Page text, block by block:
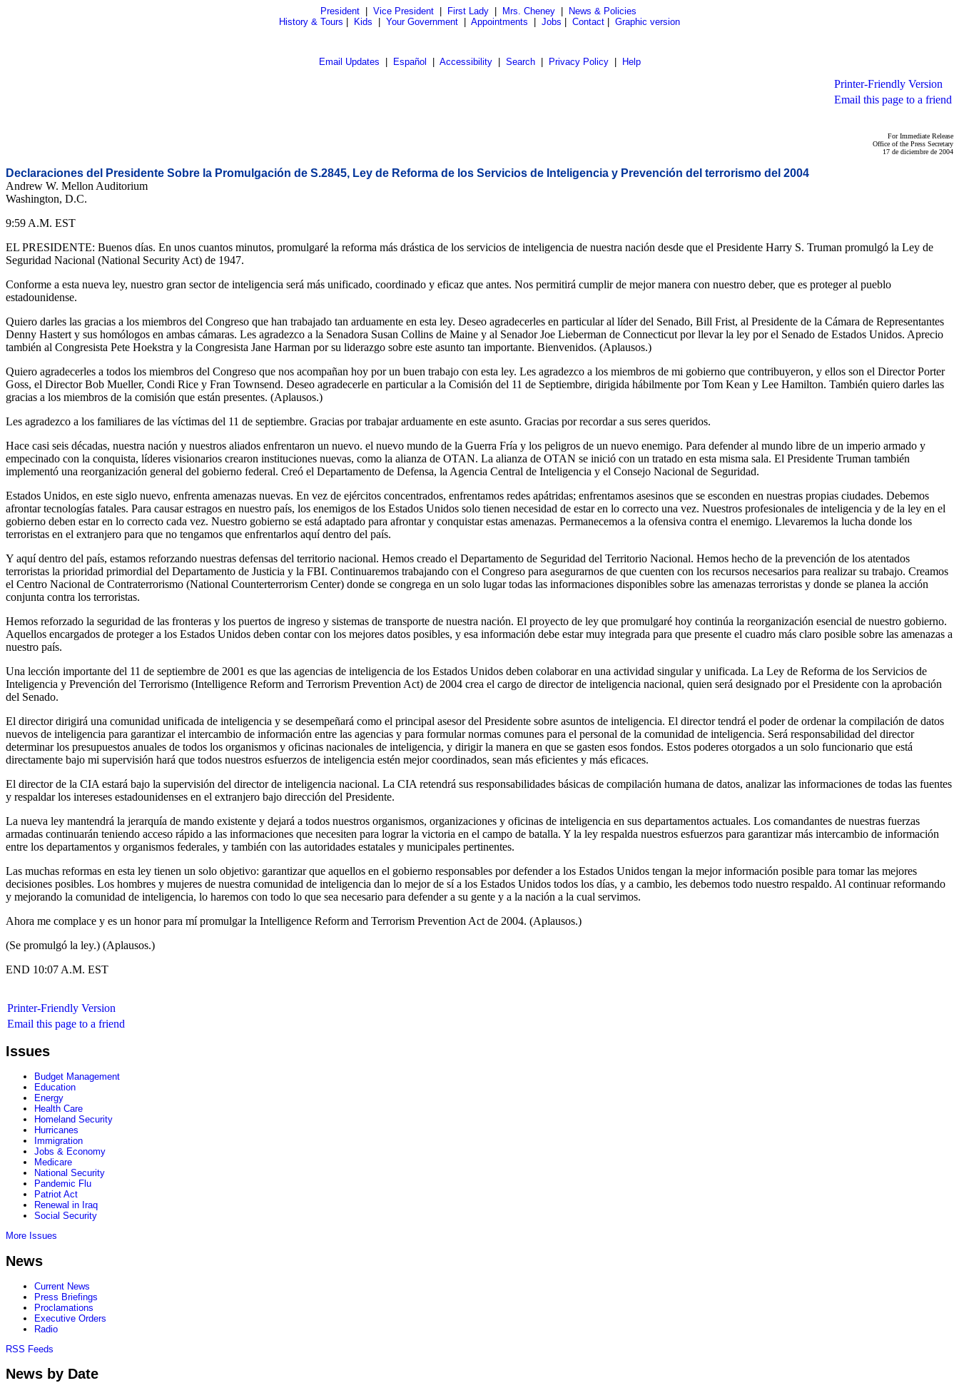
President| Vice President| First Lady| Mrs. Cheney|
News & Policies
History & Tours
Kids Your Government Appointments Jobs Contact Graphic version
Email Updates Español Accessibility| Search| Privacy Policy| Help
Printer-Friendly Version
Email this page to a friend
For Immediate Release
Office of the Press Secretary
17 de diciembre de 2004
Declaraciones del Presidente Sobre la Promulgación de S.2845, Ley de Reforma de los Servicios de Inteligencia y Prevención del terrorismo del 2004
Andrew W. Mellon Auditorium
Washington, D.C.
9:59 A.M. EST
EL PRESIDENTE: Buenos días. En unos cuantos minutos, promulgaré la reforma más drástica de los servicios de inteligencia de nuestra nación desde que el Presidente Harry S. Truman promulgó la Ley de
Seguridad Nacional (National Security Act) de 1947.
Conforme a esta nueva ley, nuestro gran sector de inteligencia será más unificado, coordinado y eficaz que antes. Nos permitirá cumplir de mejor manera con nuestro deber, que es proteger al pueblo
estadounidense.
Quiero darles las gracias a los miembros del Congreso que han trabajado tan arduamente en esta ley. Deseo agradecerles en particular al líder del Senado, Bill Frist, al Presidente de la Cámara de Representantes
Denny Hastert y sus homólogos en ambas cámaras. Les agradezco a la Senadora Susan Collins de Maine y al Senador Joe Lieberman de Connecticut por llevar la ley por el Senado de Estados Unidos. Aprecio
también al Congresista Pete Hoekstra y la Congresista Jane Harman por su liderazgo sobre este asunto tan importante. Bienvenidos. (Aplausos.)
Quiero agradecerles a todos los miembros del Congreso que nos acompañan hoy por un buen trabajo con esta ley. Les agradezco a los miembros de mi gobierno que contribuyeron, y ellos son el Director Porter
Goss, el Director Bob Mueller, Condi Rice y Fran Townsend. Deseo agradecerle en particular a la Comisión del 11 de Septiembre, dirigida hábilmente por Tom Kean y Lee Hamilton. También quiero darles las
gracias a los miembros de la comisión que están presentes. (Aplausos.)
Les agradezco a los familiares de las víctimas del 11 de septiembre. Gracias por trabajar arduamente en este asunto. Gracias por recordar a sus seres queridos.
Hace casi seis décadas, nuestra nación y nuestros aliados enfrentaron un nuevo. el nuevo mundo de la Guerra Fría y los peligros de un nuevo enemigo. Para defender al mundo libre de un imperio armado y
empecinado con la conquista, líderes visionarios crearon instituciones nuevas, como la alianza de OTAN. La alianza de OTAN se inició con un tratado en esta misma sala. El Presidente Truman también
implementó una reorganización general del gobierno federal. Creó el Departamento de Defensa, la Agencia Central de Inteligencia y el Consejo Nacional de Seguridad.
Estados Unidos, en este siglo nuevo, enfrenta amenazas nuevas. En vez de ejércitos concentrados, enfrentamos redes apátridas; enfrentamos asesinos que se esconden en nuestras propias ciudades. Debemos
afrontar tecnologías fatales. Para causar estragos en nuestro país, los enemigos de los Estados Unidos solo tienen necesidad de estar en lo correcto una vez. Nuestros profesionales de inteligencia y de la ley en el
gobierno deben estar en lo correcto cada vez. Nuestro gobierno se está adaptado para afrontar y conquistar estas amenazas. Permanecemos a la ofensiva contra el enemigo. Llevaremos la lucha donde los
terroristas en el extranjero para que no tengamos que enfrentarlos aquí dentro del país.
Y aquí dentro del país, estamos reforzando nuestras defensas del territorio nacional. Hemos creado el Departamento de Seguridad del Territorio Nacional. Hemos hecho de la prevención de los atentados
terroristas la prioridad primordial del Departamento de Justicia y la FBI. Continuaremos trabajando con el Congreso para asegurarnos de que cuenten con los recursos necesarios para realizar su trabajo. Creamos
el Centro Nacional de Contraterrorismo (National Counterterrorism Center) donde se congrega en un solo lugar todas las informaciones disponibles sobre las amenazas terroristas y donde se planea la acción
conjunta contra los terroristas.
Hemos reforzado la seguridad de las fronteras y los puertos de ingreso y sistemas de transporte de nuestra nación. El proyecto de ley que promulgaré hoy continúa la reorganización esencial de nuestro gobierno.
Aquellos encargados de proteger a los Estados Unidos deben contar con los mejores datos posibles, y esa información debe estar muy integrada para que presente el cuadro más claro posible sobre las amenazas a
nuestro país.
Una lección importante del 11 de septiembre de 2001 es que las agencias de inteligencia de los Estados Unidos deben colaborar en una actividad singular y unificada. La Ley de Reforma de los Servicios de
Inteligencia y Prevención del Terrorismo (Intelligence Reform and Terrorism Prevention Act) de 2004 crea el cargo de director de inteligencia nacional, quien será designado por el Presidente con la aprobación
del Senado.
El director dirigirá una comunidad unificada de inteligencia y se desempeñará como el principal asesor del Presidente sobre asuntos de inteligencia. El director tendrá el poder de ordenar la compilación de datos
nuevos de inteligencia para garantizar el intercambio de información entre las agencias y para formular normas comunes para el personal de la comunidad de inteligencia. Será responsabilidad del director
determinar los presupuestos anuales de todos los organismos y oficinas nacionales de inteligencia, y dirigir la manera en que se gasten esos fondos. Estos poderes otorgados a un solo funcionario que está
directamente bajo mi supervisión hará que todos nuestros esfuerzos de inteligencia estén mejor coordinados, sean más eficientes y más eficaces.
El director de la CIA estará bajo la supervisión del director de inteligencia nacional. La CIA retendrá sus responsabilidades básicas de compilación humana de datos, analizar las informaciones de todas las fuentes
y respaldar los intereses estadounidenses en el extranjero bajo dirección del Presidente.
La nueva ley mantendrá la jerarquía de mando existente y dejará a todos nuestros organismos, organizaciones y oficinas de inteligencia en sus departamentos actuales. Los comandantes de nuestras fuerzas
armadas continuarán teniendo acceso rápido a las informaciones que necesiten para lograr la victoria en el campo de batalla. Y la ley respalda nuestros esfuerzos para garantizar más intercambio de información
entre los departamentos y organismos federales, y también con las autoridades estatales y municipales pertinentes.
Las muchas reformas en esta ley tienen un solo objetivo: garantizar que aquellos en el gobierno responsables por defender a los Estados Unidos tengan la mejor información posible para tomar las mejores
decisiones posibles. Los hombres y mujeres de nuestra comunidad de inteligencia dan lo mejor de sí a los Estados Unidos todos los días, y a cambio, les debemos todo nuestro respaldo. Al continuar reformando
y mejorando la comunidad de inteligencia, lo haremos con todo lo que sea necesario para defender a su gente y a la nación a la cual servimos.
Ahora me complace y es un honor para mí promulgar la Intelligence Reform and Terrorism Prevention Act de 2004. (Aplausos.)
(Se promulgó la ley.) (Aplausos.)
END 10:07 A.M. EST
Printer-Friendly Version
Email this page to a friend
Issues
Budget Management
Education
Energy
Health Care
Homeland Security
Hurricanes
Immigration
Jobs & Economy
Medicare
National Security
Pandemic Flu
Patriot Act
Renewal in Iraq
Social Security
More Issues
News
Current News
Press Briefings
Proclamations
Executive Orders
Radio
RSS Feeds
News by Date